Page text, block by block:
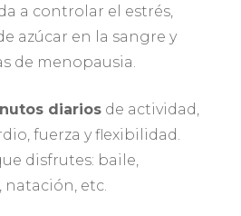
a controlar el estrés,
azúcar en la sangre y
de menopausia.
diarios de actividad,
fuerza y flexibilidad.
disfrutes: baile,
natación, etc.